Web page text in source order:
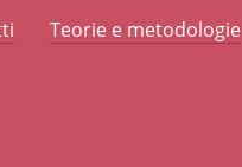
Teorie e metodologie